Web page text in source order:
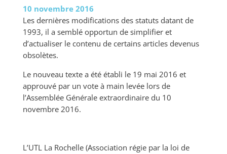
10 novembre 2016
Les dernières modifications des statuts datant de
1993, il a semblé opportun de simplifier et
d’actualiser le contenu de certains articles devenus
obsolètes.
Le nouveau texte a été établi le 19 mai 2016 et
approuvé par un vote à main levée lors de
l’Assemblée Générale extraordinaire du 10
novembre 2016.
L’UTL La Rochelle (Association régie par la loi de